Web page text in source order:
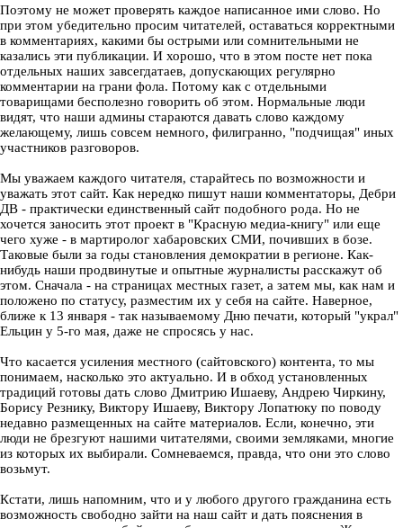
Поэтому не может проверять каждое написанное ими слово. Но
при этом убедительно просим читателей, оставаться корректными
в комментариях, какими бы острыми или сомнительными не
казались эти публикации. И хорошо, что в этом посте нет пока
отдельных наших завсегдатаев, допускающих регулярно
комментарии на грани фола. Потому как с отдельными
товарищами бесполезно говорить об этом. Нормальные люди
видят, что наши админы стараются давать слово каждому
желающему, лишь совсем немного, филигранно, "подчищая" иных
участников разговоров.
Мы уважаем каждого читателя, старайтесь по возможности и
уважать этот сайт. Как нередко пишут наши комментаторы, Дебри
ДВ - практически единственный сайт подобного рода. Но не
хочется заносить этот проект в "Красную медиа-книгу" или еще
чего хуже - в мартиролог хабаровских СМИ, почивших в бозе.
Таковые были за годы становления демократии в регионе. Как-
нибудь наши продвинутые и опытные журналисты расскажут об
этом. Сначала - на страницах местных газет, а затем мы, как нам и
положено по статусу, разместим их у себя на сайте. Наверное,
ближе к 13 января - так называемому Дню печати, который "украл"
Ельцин у 5-го мая, даже не спросясь у нас.
Что касается усиления местного (сайтовского) контента, то мы
понимаем, насколько это актуально. И в обход установленных
традиций готовы дать слово Дмитрию Ишаеву, Андрею Чиркину,
Борису Резнику, Виктору Ишаеву, Виктору Лопатюку по поводу
недавно размещенных на сайте материалов. Если, конечно, эти
люди не брезгуют нашими читателями, своими земляками, многие
из которых их выбирали. Сомневаемся, правда, что они это слово
возьмут.
Кстати, лишь напомним, что и у любого другого гражданина есть
возможность свободно зайти на наш сайт и дать пояснения в